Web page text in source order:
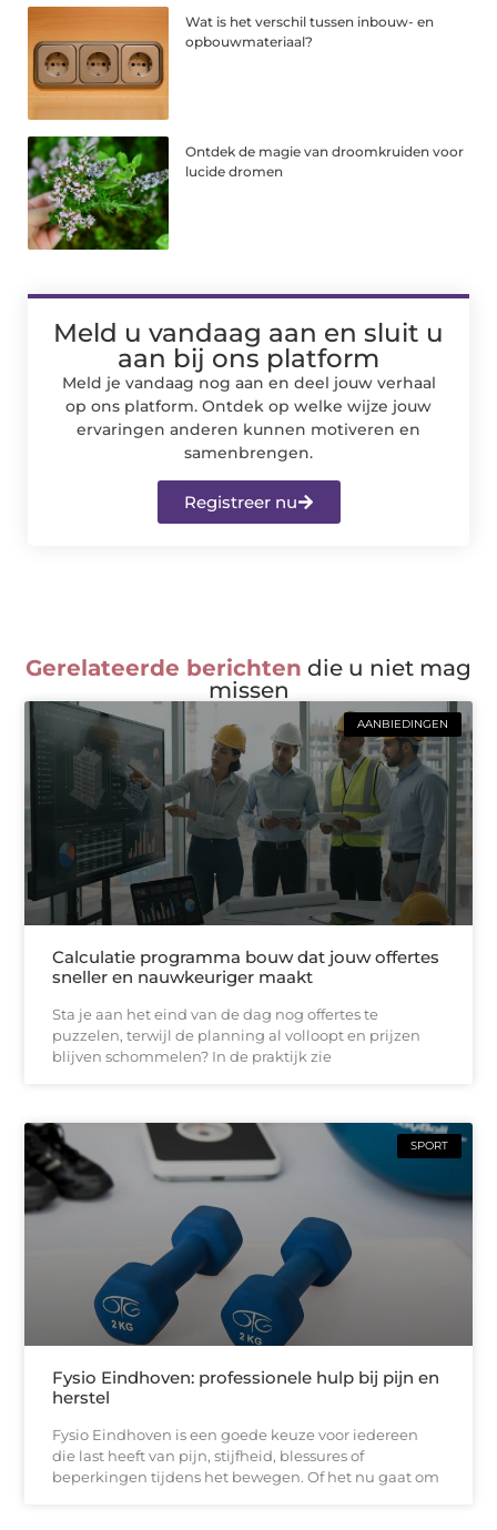
Wat is het verschil tussen inbouw- en
opbouwmateriaal?
Ontdek de magie van droomkruiden voor
lucide dromen
Meld u vandaag aan en sluit u
aan bij ons platform
Meld je vandaag nog aan en deel jouw verhaal
op ons platform. Ontdek op welke wijze jouw
ervaringen anderen kunnen motiveren en
samenbrengen.
Registreer nu
Gerelateerde berichten die u niet mag
missen
AANBIEDINGEN
Calculatie programma bouw dat jouw offertes
sneller en nauwkeuriger maakt
Sta je aan het eind van de dag nog offertes te
puzzelen, terwijl de planning al volloopt en prijzen
blijven schommelen? In de praktijk zie
SPORT
Fysio Eindhoven: professionele hulp bij pijn en
herstel
Fysio Eindhoven is een goede keuze voor iedereen
die last heeft van pijn, stijfheid, blessures of
beperkingen tijdens het bewegen. Of het nu gaat om